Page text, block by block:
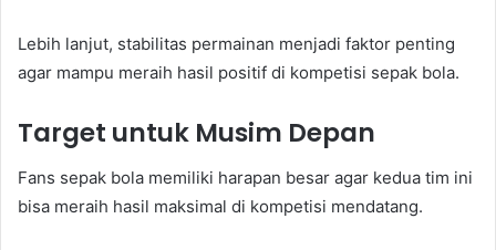
Lebih lanjut, stabilitas permainan menjadi faktor penting
agar mampu meraih hasil positif di kompetisi sepak bola.
Target untuk Musim Depan
Fans sepak bola memiliki harapan besar agar kedua tim ini
bisa meraih hasil maksimal di kompetisi mendatang.